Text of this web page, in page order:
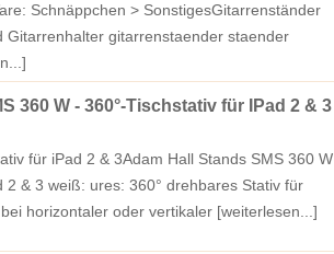
Schnäppchen > SonstigesGitarrenständer
Gitarrenhalter gitarrenstaender staender
360 W - 360°-Tischstativ für IPad 2 & 3
für iPad 2 & 3Adam Hall Stands SMS 360 W
2 & 3 weiß: ures: 360° drehbares Stativ für
horizontaler oder vertikaler [weiterlesen...]